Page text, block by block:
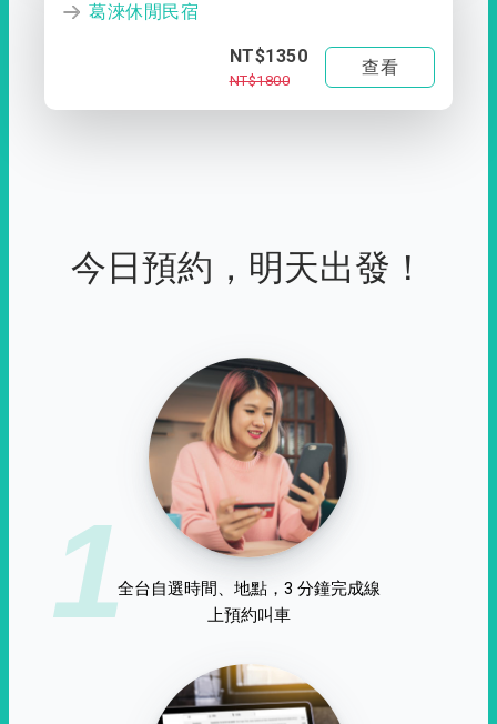
葛淶休閒民宿
NT$1350
NT$1800
查看
今日預約，明天出發！
1全台自選時間、地點，3 分鐘完成線
上預約叫車